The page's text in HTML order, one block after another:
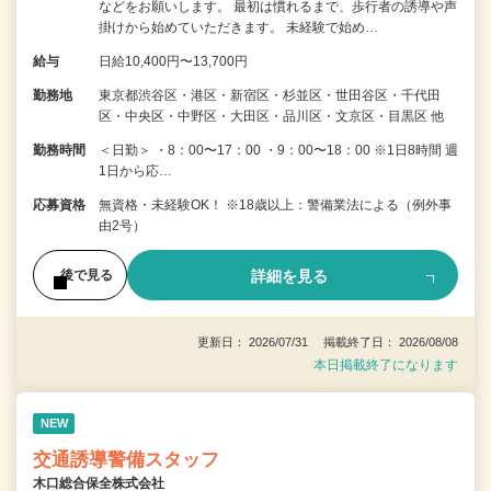
などをお願いします。 最初は慣れるまで、歩行者の誘導や声
掛けから始めていただきます。 未経験で始め…
給与 日給10,400円〜13,700円
勤務地
東京都渋谷区・港区・新宿区・杉並区・世田谷区・千代田
区・中央区・中野区・大田区・品川区・文京区・目黒区 他
勤務時間
＜日勤＞ ・8：00〜17：00 ・9：00〜18：00 ※1日8時間 週
1日から応…
応募資格
無資格・未経験OK！ ※18歳以上：警備業法による（例外事
由2号）
後で見る 詳細を見る
更新日： 2026/07/31 掲載終了日： 2026/08/08
本日掲載終了になります
NEW
交通誘導警備スタッフ
木口総合保全株式会社